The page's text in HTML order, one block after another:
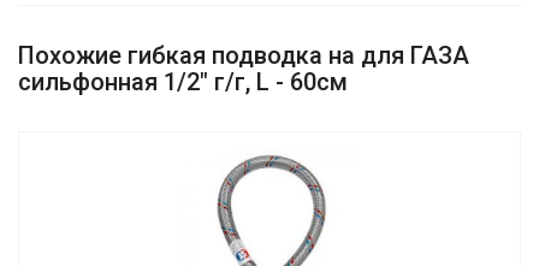
Похожие гибкая подводка на для ГАЗА
сильфонная 1/2" г/г, L - 60см